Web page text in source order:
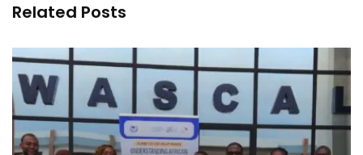
Related Posts